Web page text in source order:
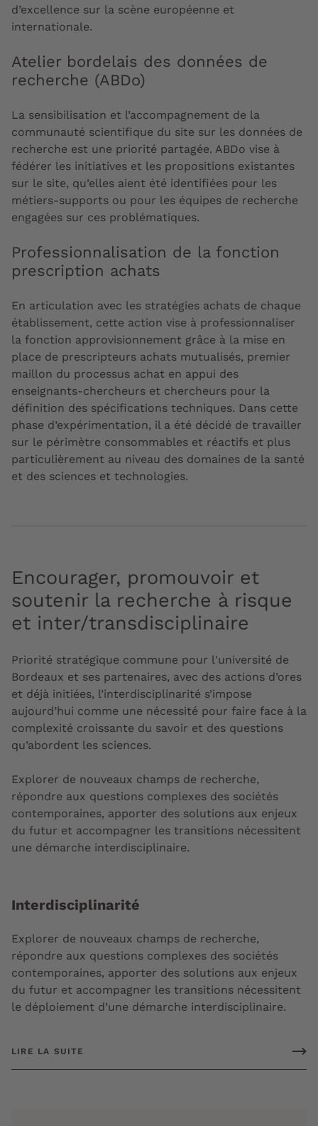
d’excellence sur la scène européenne et
internationale.
Atelier bordelais des données de
recherche (ABDo)
La sensibilisation et l’accompagnement de la
communauté scientifique du site sur les données de
recherche est une priorité partagée. ABDo vise à
fédérer les initiatives et les propositions existantes
sur le site, qu’elles aient été identifiées pour les
métiers-supports ou pour les équipes de recherche
engagées sur ces problématiques.
Professionnalisation de la fonction
prescription achats
En articulation avec les stratégies achats de chaque
établissement, cette action vise à professionnaliser
la fonction approvisionnement grâce à la mise en
place de prescripteurs achats mutualisés, premier
maillon du processus achat en appui des
enseignants-chercheurs et chercheurs pour la
définition des spécifications techniques. Dans cette
phase d’expérimentation, il a été décidé de travailler
sur le périmètre consommables et réactifs et plus
particulièrement au niveau des domaines de la santé
et des sciences et technologies.
Encourager, promouvoir et
soutenir la recherche à risque
et inter/transdisciplinaire
Priorité stratégique commune pour l'université de
Bordeaux et ses partenaires, avec des actions d’ores
et déjà initiées, l’interdisciplinarité s’impose
aujourd’hui comme une nécessité pour faire face à la
complexité croissante du savoir et des questions
qu’abordent les sciences.
Explorer de nouveaux champs de recherche,
répondre aux questions complexes des sociétés
contemporaines, apporter des solutions aux enjeux
du futur et accompagner les transitions nécessitent
une démarche interdisciplinaire.
Interdisciplinarité
Explorer de nouveaux champs de recherche,
répondre aux questions complexes des sociétés
contemporaines, apporter des solutions aux enjeux
du futur et accompagner les transitions nécessitent
le déploiement d’une démarche interdisciplinaire.
LIRE LA SUITE